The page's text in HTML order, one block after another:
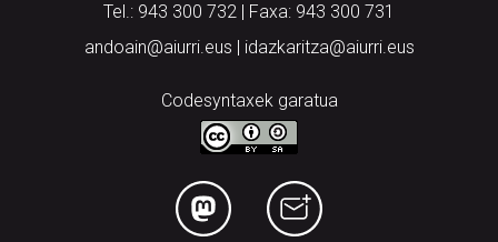
Tel.: 943 300 732 | Faxa: 943 300 731
andoain@aiurri.eus | idazkaritza@aiurri.eus
Codesyntaxek garatua